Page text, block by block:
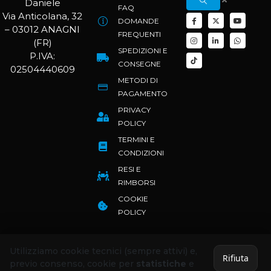
Daniele
Via Anticolana, 32
– 03012 ANAGNI
(FR)
P.IVA:
02504440609
FAQ
DOMANDE
FREQUENTI
SPEDIZIONI E
CONSEGNE
METODI DI
PAGAMENTO
PRIVACY
POLICY
TERMINI E
CONDIZIONI
RESI E
RIMBORSI
COOKIE
POLICY
Utilizziamo cookie tecnici (sempre attivi) e,
previo consenso, cookie per statistiche e Rifiuta